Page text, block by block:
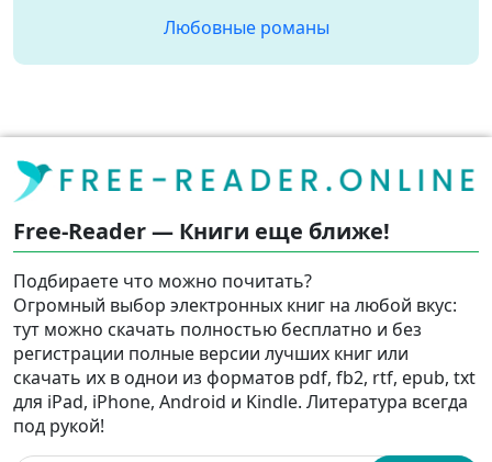
Любовные романы
Free-Reader — Книги еще ближе!
Подбираете что можно почитать?
Огромный выбор электронных книг на любой вкус:
тут можно скачать полностью бесплатно и без
регистрации полные версии лучших книг или
скачать их в однои из форматов pdf, fb2, rtf, epub, txt
для iPad, iPhone, Android и Kindle. Литература всегда
под рукой!